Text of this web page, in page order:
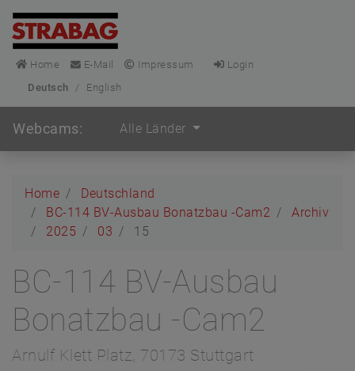
Home E-Mail Impressum
Login
Deutsch
/ English
Webcams: Alle Länder
Home
Deutschland
BC-114 BV-Ausbau Bonatzbau -Cam2
Archiv
2025
03 15
BC-114 BV-Ausbau
Bonatzbau -Cam2
Arnulf Klett Platz, 70173 Stuttgart